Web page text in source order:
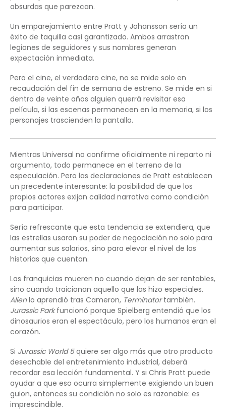
absurdas que parezcan.
Un emparejamiento entre Pratt y Johansson sería un
éxito de taquilla casi garantizado. Ambos arrastran
legiones de seguidores y sus nombres generan
expectación inmediata.
Pero el cine, el verdadero cine, no se mide solo en
recaudación del fin de semana de estreno. Se mide en si
dentro de veinte años alguien querrá revisitar esa
película, si las escenas permanecen en la memoria, si los
personajes trascienden la pantalla.
Mientras Universal no confirme oficialmente ni reparto ni
argumento, todo permanece en el terreno de la
especulación. Pero las declaraciones de Pratt establecen
un precedente interesante: la posibilidad de que los
propios actores exijan calidad narrativa como condición
para participar.
Sería refrescante que esta tendencia se extendiera, que
las estrellas usaran su poder de negociación no solo para
aumentar sus salarios, sino para elevar el nivel de las
historias que cuentan.
Las franquicias mueren no cuando dejan de ser rentables,
sino cuando traicionan aquello que las hizo especiales.
Alienlo aprendió tras Cameron, Terminatortambién.
Jurassic Parkfuncionó porque Spielberg entendió que los
dinosaurios eran el espectáculo, pero los humanos eran el
corazón.
Si Jurassic World 5quiere ser algo más que otro producto
desechable del entretenimiento industrial, deberá
recordar esa lección fundamental. Y si Chris Pratt puede
ayudar a que eso ocurra simplemente exigiendo un buen
guion, entonces su condición no solo es razonable: es
imprescindible.